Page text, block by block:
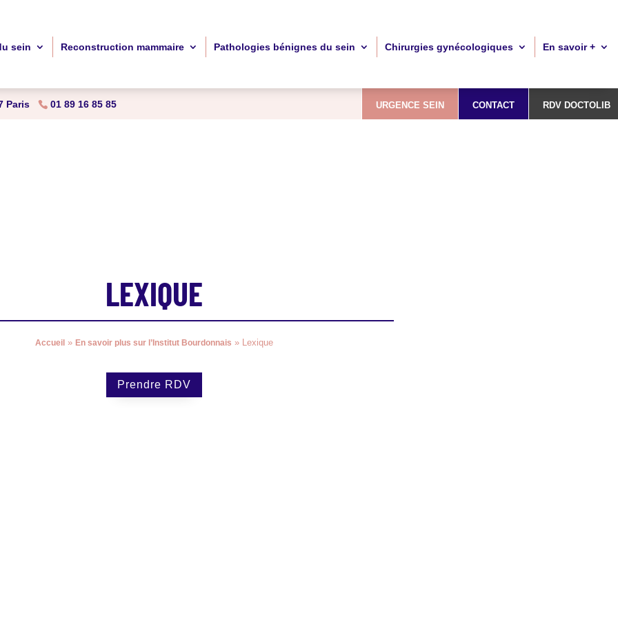
sein Reconstruction mammaire Pathologies bénignes du sein Chirurgies gynécologiques En savoir +
Paris 01 89 16 85 85 URGENCE SEIN CONTACT RDV DOCTOLIB
LEXIQUE
Accueil »En savoir plus sur l’Institut Bourdonnais » Lexique
Prendre RDV